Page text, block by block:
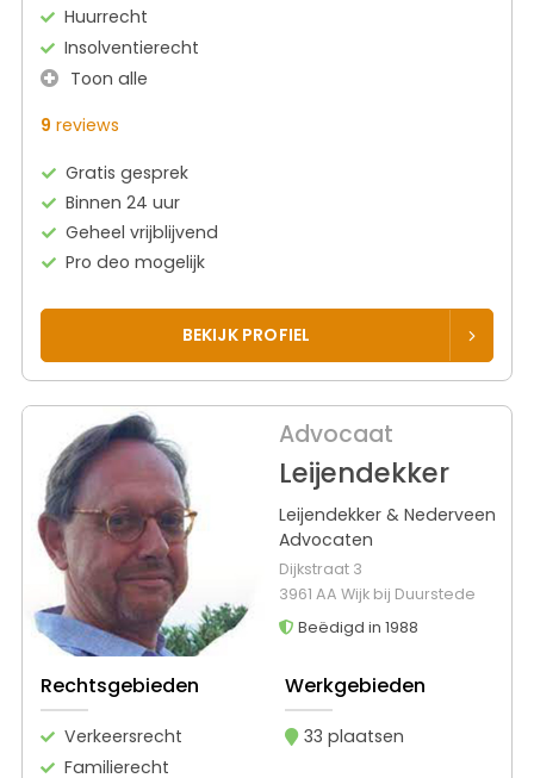
Huurrecht
Insolventierecht
Toon alle
9 reviews
Gratis gesprek
Binnen 24 uur
Geheel vrijblijvend
Pro deo mogelijk
BEKIJK PROFIEL
Advocaat
Leijendekker
Leijendekker & Nederveen
Advocaten
Dijkstraat 3
3961 AA Wijk bij Duurstede
Beëdigd in 1988
Rechtsgebieden
Verkeersrecht
Familierecht
Werkgebieden
33 plaatsen